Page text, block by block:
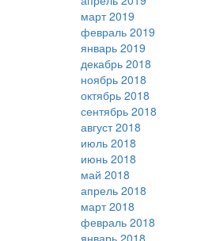
март 2019
февраль 2019
январь 2019
декабрь 2018
ноябрь 2018
октябрь 2018
сентябрь 2018
август 2018
июль 2018
июнь 2018
май 2018
апрель 2018
март 2018
февраль 2018
январь 2018